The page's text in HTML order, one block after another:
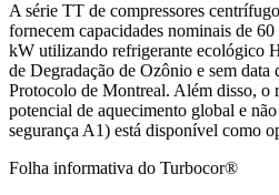
A série TT de compressores
fornecem capacidades nominais de
kW utilizando refrigerante ecológico
de Degradação de Ozônio e sem
Protocolo de Montreal. Além disso, o
potencial de aquecimento global e
segurança A1) está disponível como
Folha informativa do Turbocor®